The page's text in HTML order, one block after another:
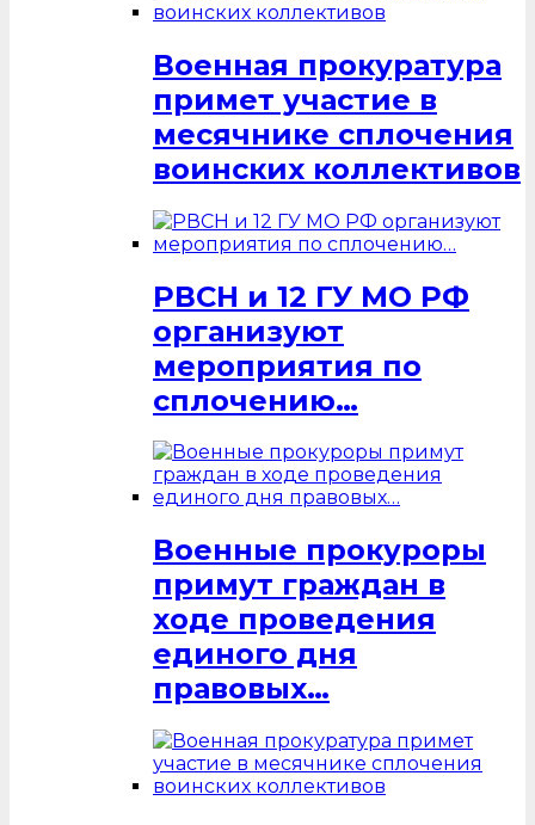
Военная прокуратура
примет участие в
месячнике сплочения
воинских коллективов
РВСН и 12 ГУ МО РФ
организуют
мероприятия по
сплочению…
Военные прокуроры
примут граждан в
ходе проведения
единого дня
правовых…